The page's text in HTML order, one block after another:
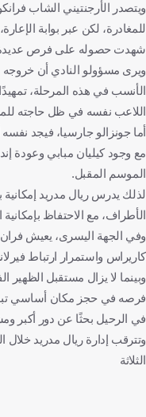
ويتصدر الأرجنتيني الشاب
للمغادرة، لكن عبر بوابة
شهدت حصوله على فرص
ويرى مسؤولو النادي أن خروجه
الأنسب في هذه المرحلة،
اللاعب نفسه في ظل حاجته
أما جونزالو جارسيا، فيجد
مع وجود كيليان مبابي وعودة
الموسم المقبل.
لذلك يدرس ريال مدريد
الأطراف، مع الاحتفاظ
وفي الجهة اليسرى، يعيش فران
كاريراس واستمرار ارتباط
وبينما لا يزال مستقبل
فرصه في حجز مكان أساسي تبدو
في الرحيل بحثًا عن دور أكبر
وتترقب إدارة ريال مدريد خلال
الثلاثة